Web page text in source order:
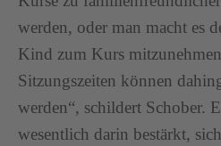
werden, oder man macht es
Kind zum Kurs
Sitzungszeiten können
werden“, schildert Schober.
wesentlich darin bestärkt,